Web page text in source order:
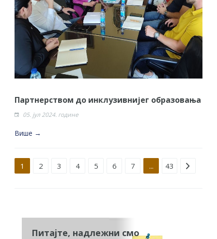
Партнерством до инклузивнијег образовања
05. јул 2024. године
Више →
Strana 1 od 43
1 2 3 4 5 6 7 ... 43
Питајте, надлежни смо